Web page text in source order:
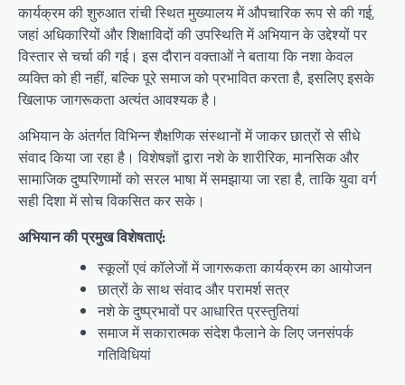
कार्यक्रम की शुरुआत रांची स्थित मुख्यालय में औपचारिक रूप से की गई,
जहां अधिकारियों और शिक्षाविदों की उपस्थिति में अभियान के उद्देश्यों पर
विस्तार से चर्चा की गई। इस दौरान वक्ताओं ने बताया कि नशा केवल
व्यक्ति को ही नहीं, बल्कि पूरे समाज को प्रभावित करता है, इसलिए इसके
खिलाफ जागरूकता अत्यंत आवश्यक है।
अभियान के अंतर्गत विभिन्न शैक्षणिक संस्थानों में जाकर छात्रों से सीधे
संवाद किया जा रहा है। विशेषज्ञों द्वारा नशे के शारीरिक, मानसिक और
सामाजिक दुष्परिणामों को सरल भाषा में समझाया जा रहा है, ताकि युवा वर्ग
सही दिशा में सोच विकसित कर सके।
अभियान की प्रमुख विशेषताएं:
स्कूलों एवं कॉलेजों में जागरूकता कार्यक्रम का आयोजन
छात्रों के साथ संवाद और परामर्श सत्र
नशे के दुष्प्रभावों पर आधारित प्रस्तुतियां
समाज में सकारात्मक संदेश फैलाने के लिए जनसंपर्क
गतिविधियां